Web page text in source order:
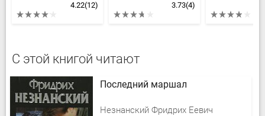
4.22(12)
3.73(4)
С этой книгой читают
Последний маршал
Незнанский Фридрих Еевич